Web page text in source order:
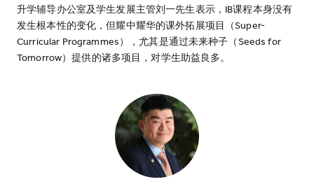
升学辅导办公室及学生发展主管刘一先生表示，IB课程本身没有
发生根本性的变化，但耀中耀华的课外拓展项目（Super-
Curricular Programmes），尤其是通过未来种子（Seeds for
Tomorrow）提供的诸多项目，对学生助益良多。